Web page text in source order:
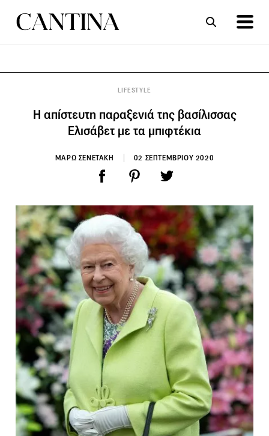
LIFESTYLE
Η απίστευτη παραξενιά της βασίλισσας
Ελισάβετ με τα μπιφτέκια
ΜΑΡΩ ΣΕΝΕΤΑΚΗ 02 ΣΕΠΤΕΜΒΡΙΟΥ 2020